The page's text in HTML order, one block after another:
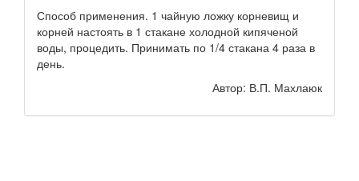
Способ применения. 1 чайную ложку корневищ и
корней настоять в 1 стакане холодной кипяченой
воды, процедить. Принимать по 1/4 стакана 4 раза в
день.
Автор: В.П. Махлаюк